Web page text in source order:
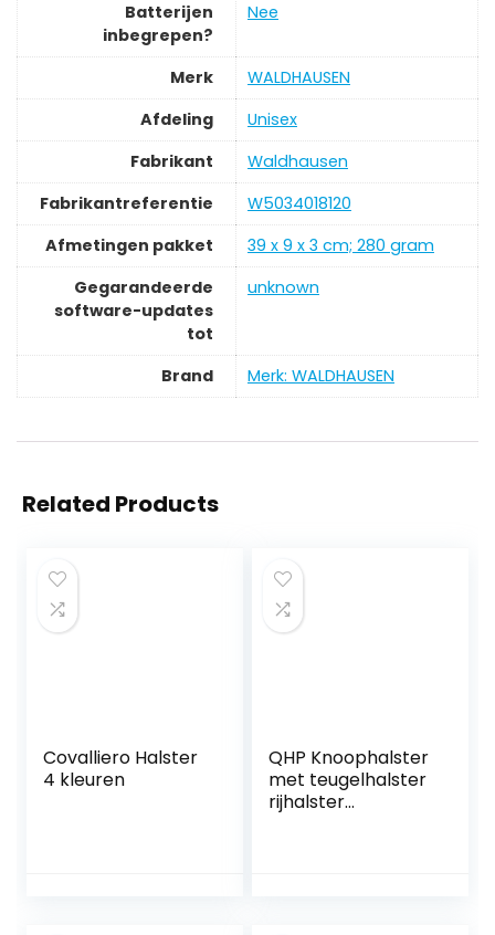
Batterijen
inbegrepen?
‎Nee
Merk
‎WALDHAUSEN
Afdeling
‎Unisex
Fabrikant
‎Waldhausen
Fabrikantreferentie
‎W5034018120
Afmetingen pakket
‎39 x 9 x 3 cm; 280 gram
Gegarandeerde
software-updates
tot
‎unknown
Brand Merk: WALDHAUSEN
Related Products
Covalliero Halster
4 kleuren
QHP Knoophalster
met teugelhalster
rijhalster